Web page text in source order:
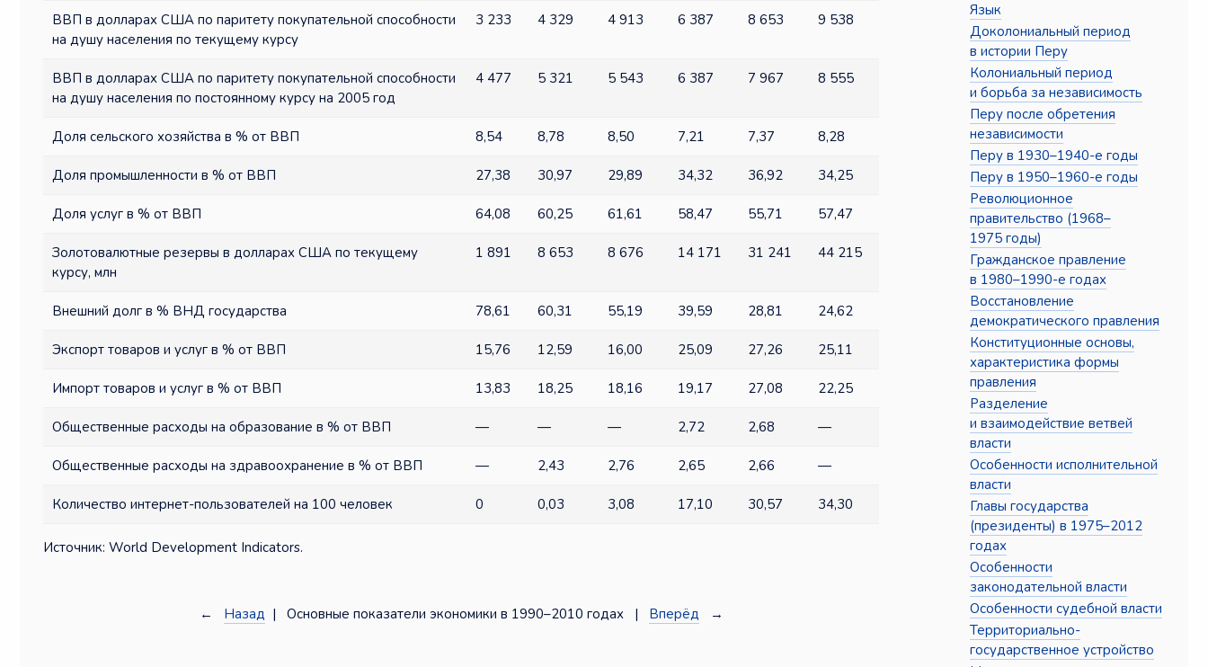
ВВП в долларах США по паритету покупательной способности
на душу населения по текущему курсу
3 233 4 329 4 913 6 387 8 653 9 538
ВВП в долларах США по паритету покупательной способности
на душу населения по постоянному курсу на 2005 год
4 477 5 321 5 543 6 387 7 967 8 555
Доля сельского хозяйства в % от ВВП 8,54 8,78 8,50 7,21 7,37 8,28
Доля промышленности в % от ВВП 27,38 30,97 29,89 34,32 36,92 34,25
Доля услуг в % от ВВП 64,08 60,25 61,61 58,47 55,71 57,47
Золотовалютные резервы в долларах США по текущему
курсу, млн
1 891 8 653 8 676 14 171 31 241 44 215
Внешний долг в % ВНД государства 78,61 60,31 55,19 39,59 28,81 24,62
Экспорт товаров и услуг в % от ВВП 15,76 12,59 16,00 25,09 27,26 25,11
Импорт товаров и услуг в % от ВВП 13,83 18,25 18,16 19,17 27,08 22,25
Общественные расходы на образование в % от ВВП — — — 2,72 2,68 —
Общественные расходы на здравоохранение в % от ВВП — 2,43 2,76 2,65 2,66 —
Количество интернет-пользователей на 100 человек 0 0,03 3,08 17,10 30,57 34,30
Источник: World Development Indicators.
← Назад | Основные показатели экономики в 1990–2010 годах | Вперёд →
Язык
Доколониальный период
в истории Перу
Колониальный период
и борьба за независимость
Перу после обретения
независимости
Перу в 1930–1940-е годы
Перу в 1950–1960-е годы
Революционное
правительство (1968–
1975 годы)
Гражданское правление
в 1980–1990-е годах
Восстановление
демократического правления
Конституционные основы,
характеристика формы
правления
Разделение
и взаимодействие ветвей
власти
Особенности исполнительной
власти
Главы государства
(президенты) в 1975–2012
годах
Особенности
законодательной власти
Особенности судебной власти
Территориально-
государственное устройство